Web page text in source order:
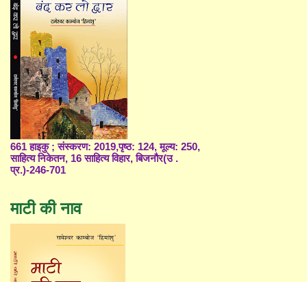
661 हाइकु ; संस्करण: 2019,पृष्ठ: 124, मूल्य: 250,
साहित्य निकेतन, 16 साहित्य विहार, बिजनौर(उ .
प्र.)-246-701
माटी की नाव